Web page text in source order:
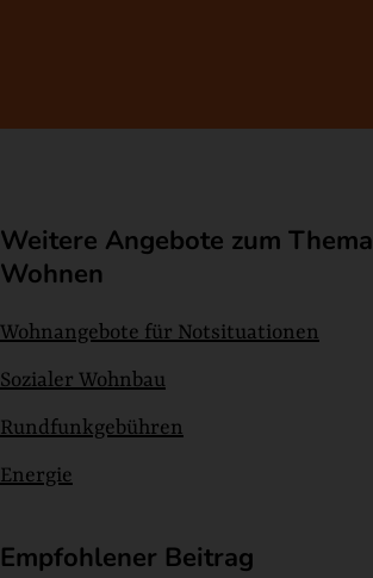
Weitere Angebote zum Thema
Wohnen
Wohnangebote für Notsituationen
Sozialer Wohnbau
Rundfunkgebühren
Energie
Empfohlener Beitrag